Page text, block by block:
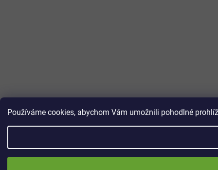
Používáme cookies, abychom Vám umožnili pohodlné